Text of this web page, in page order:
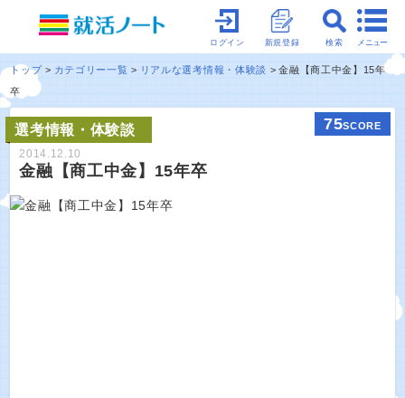
メニュー
検索
新規登録
ログイン
トップ カテゴリー一覧 リアルな選考情報・体験談
金融【商工中金】15年
卒
選考情報・体験談 75SCORE
2014.12.10
金融【商工中金】15年卒